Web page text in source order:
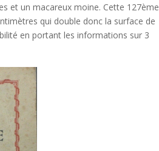
et un macareux moine. Cette 127ème
qui double donc la surface de
en portant les informations sur 3